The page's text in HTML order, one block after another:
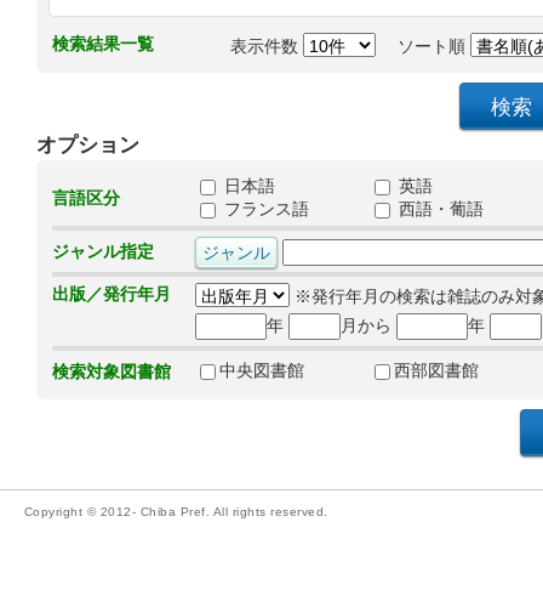
検索結果一覧 表示件数 ソート順
オプション
言語区分
日本語
英語
フランス語
西語・葡語
ジャンル指定
出版／発行年月
※発行年月の検索は雑誌のみ対
年
月から 年
検索対象図書館 中央図書館 西部図書館
Copyright © 2012- Chiba Pref. All rights reserved.